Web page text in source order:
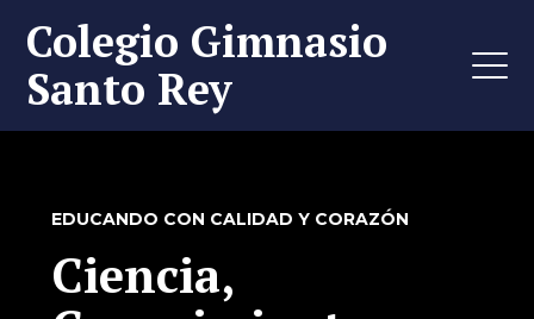
Colegio Gimnasio
Santo Rey
EDUCANDO CON CALIDAD Y CORAZÓN
Ciencia,